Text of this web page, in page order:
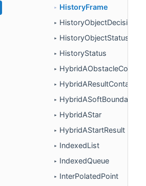
► HistoryFrame
► HistoryObjectDecision
► HistoryObjectStatus
► HistoryStatus
►
► HybridAResultContainer
►
► HybridAStar
► HybridAStartResult
► IndexedList
► IndexedQueue
► InterPolatedPoint